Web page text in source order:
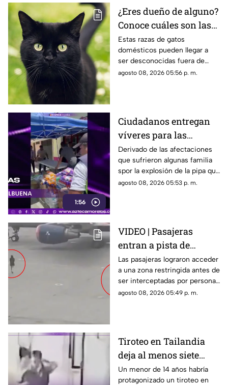
¿Eres dueño de alguno?
Conoce cuáles son las
cinco razas más raras
de gatos domésticos en
todo el mundo
Estas razas de gatos
domésticos pueden llegar a
ser desconocidas fuera de
círculos especializados, y
agosto 08, 2026 05:56 p. m.
1:56
Ciudadanos entregan
víveres para las
familias afectadas por
la explosión de pipa en
Cuernavaca
Derivado de las afectaciones
que sufrieron algunas familia
spor la explosión de la pipa que
transportaba gas LP,
agosto 08, 2026 05:53 p. m.
VIDEO | Pasajeras
entran a pista de
aeropuerto tras perder
su vuelo; autoridades
logran detenerlas
Las pasajeras lograron acceder
a una zona restringida antes de
ser interceptadas por personal
del aeropuerto.
agosto 08, 2026 05:49 p. m.
Tiroteo en Tailandia
deja al menos siete
muertos
Un menor de 14 años habría
protagonizado un tiroteo en